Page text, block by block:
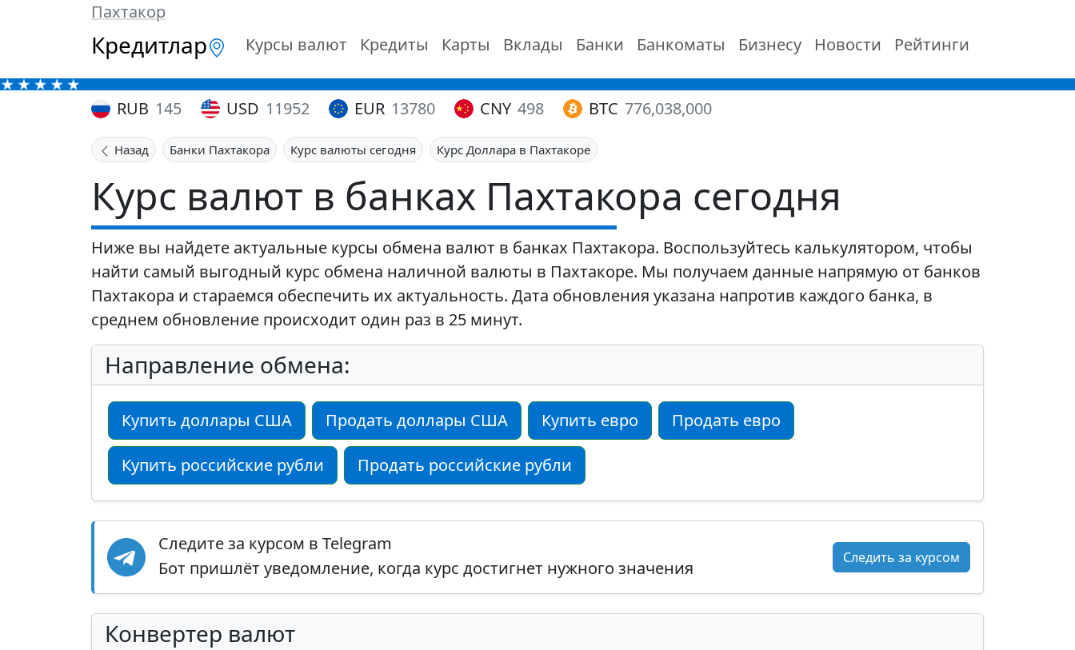
Пахтакор
Кредитлар Курсы валют Кредиты Карты Вклады Банки Банкоматы Бизнесу Новости Рейтинги
RUB 145 USD 11952 EUR 13780 CNY 498 BTC 776,038,000
Назад Банки Пахтакора Курс валюты сегодня Курс Доллара в Пахтакоре
Курс валют в банках Пахтакора сегодня
Ниже вы найдете актуальные курсы обмена валют в банках Пахтакора. Воспользуйтесь калькулятором, чтобы
найти самый выгодный курс обмена наличной валюты в Пахтакоре. Мы получаем данные напрямую от банков
Пахтакора и стараемся обеспечить их актуальность. Дата обновления указана напротив каждого банка, в
среднем обновление происходит один раз в 25 минут.
Направление обмена:
Купить доллары США Продать доллары США Купить евро Продать евро
Купить российские рубли Продать российские рубли
Следите за курсом в Telegram
Бот пришлёт уведомление, когда курс достигнет нужного значения
Следить за курсом
Конвертер валют